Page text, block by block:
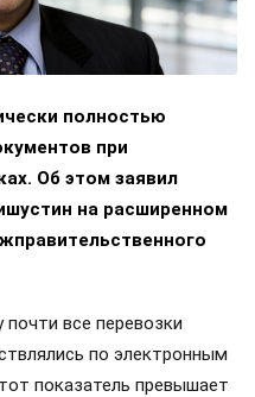
полностью
при
Об этом заявил
на расширенном
все перевозки
по электронным
показатель превышает